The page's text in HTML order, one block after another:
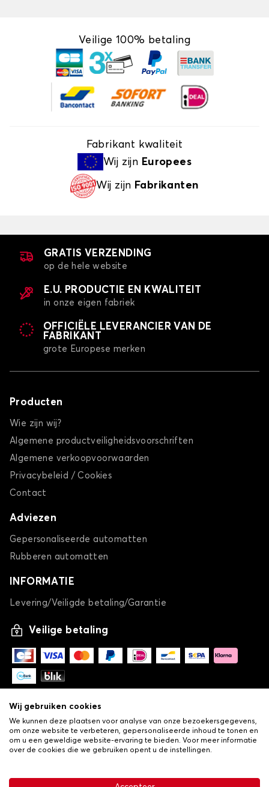
Veilige 100% betaling
Fabrikant kwaliteit
Wij zijn Europees
Wij zijn Fabrikanten
GRATIS VERZENDING
op de hele website
E.U. PRODUCTIE EN KWALITEIT
in onze eigen fabriek
OFFICIËLE LEVERANCIER VAN DE
FABRIKANT
grote Europese merken
Producten
Wie zijn wij?
Algemene productveiligheidsvoorschriften
Algemene verkoopvoorwaarden
Privacybeleid / Cookies
Contact
Adviezen
Gepersonaliseerde automatten
Rubberen automatten
INFORMATIE
Levering/Veiligde betaling/Garantie
Veilige betaling
Algemene verkoopvoorwaarden•Privacy- en cookiebeleid
Wij gebruiken cookies
We kunnen deze plaatsen voor analyse van onze bezoekersgegevens,
om onze website te verbeteren, gepersonaliseerde inhoud te tonen en
om u een geweldige website-ervaring te bieden. Voor meer informatie
over de cookies die we gebruiken opent u de instellingen.